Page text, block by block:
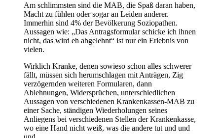
Am schlimmsten sind die MAB, die Spaß daran haben,
Macht zu fühlen oder sogar an Leiden anderer.
Immerhin sind 4% der Bevölkerung Soziopathen.
Aussagen wie: „Das Antragsformular schicke ich ihnen
nicht, das wird eh abgelehnt“ ist nur ein Erlebnis von
vielen.
Wirklich Kranke, denen sowieso schon alles schwerer
fällt, müssen sich herumschlagen mit Anträgen, Zig
verzögernden weiteren Formularen, dann
Ablehnungen, Widersprüchen, unterschiedlichen
Aussagen von verschiedenen Krankenkassen-MAB zu
einer Sache, ständigen Wiederholungen seines
Anliegens bei verschiedenen Stellen der Krankenkasse,
wo eine Hand nicht weiß, was die andere tut und und